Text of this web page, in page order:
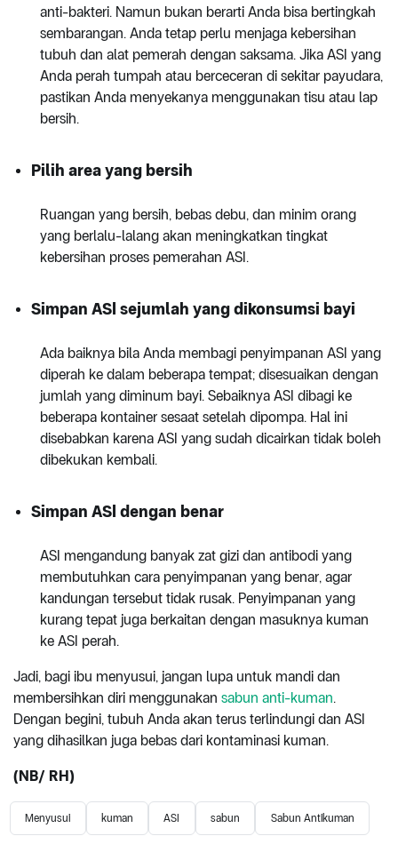
anti-bakteri. Namun bukan berarti Anda bisa bertingkah
sembarangan. Anda tetap perlu menjaga kebersihan
tubuh dan alat pemerah dengan saksama. Jika ASI yang
Anda perah tumpah atau berceceran di sekitar payudara,
pastikan Anda menyekanya menggunakan tisu atau lap
bersih.
Pilih area yang bersih
Ruangan yang bersih, bebas debu, dan minim orang
yang berlalu-lalang akan meningkatkan tingkat
kebersihan proses pemerahan ASI.
Simpan ASI sejumlah yang dikonsumsi bayi
Ada baiknya bila Anda membagi penyimpanan ASI yang
diperah ke dalam beberapa tempat; disesuaikan dengan
jumlah yang diminum bayi. Sebaiknya ASI dibagi ke
beberapa kontainer sesaat setelah dipompa. Hal ini
disebabkan karena ASI yang sudah dicairkan tidak boleh
dibekukan kembali.
Simpan ASI dengan benar
ASI mengandung banyak zat gizi dan antibodi yang
membutuhkan cara penyimpanan yang benar, agar
kandungan tersebut tidak rusak. Penyimpanan yang
kurang tepat juga berkaitan dengan masuknya kuman
ke ASI perah.
Jadi, bagi ibu menyusui, jangan lupa untuk mandi dan
membersihkan diri menggunakan sabun anti-kuman.
Dengan begini, tubuh Anda akan terus terlindungi dan ASI
yang dihasilkan juga bebas dari kontaminasi kuman.
(NB/ RH)
Menyusui kuman ASI sabun Sabun Antikuman